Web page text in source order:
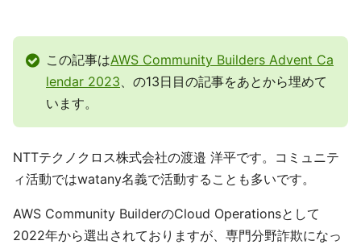
この記事はAWS Community Builders Advent Ca
lendar 2023、の13日目の記事をあとから埋めて
います。
NTTテクノクロス株式会社の渡邉 洋平です。コミュニテ
ィ活動ではwatany名義で活動することも多いです。
AWS Community BuilderのCloud Operationsとして
2022年から選出されておりますが、専門分野詐欺になっ